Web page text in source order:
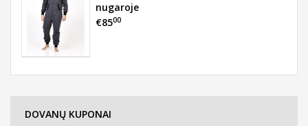
nugaroje
€8500
DOVANŲ KUPONAI